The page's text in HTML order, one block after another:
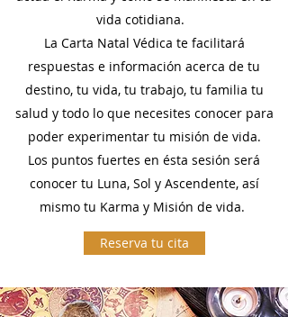
vida cotidiana.
La Carta Natal Védica te facilitará
respuestas e información acerca de tu
destino, tu vida, tu trabajo, tu familia tu
salud y todo lo que necesites conocer para
poder experimentar tu misión de vida.
Los puntos fuertes en ésta sesión será
conocer tu Luna, Sol y Ascendente, así
mismo tu Karma y Misión de vida.
Reserva tu cita